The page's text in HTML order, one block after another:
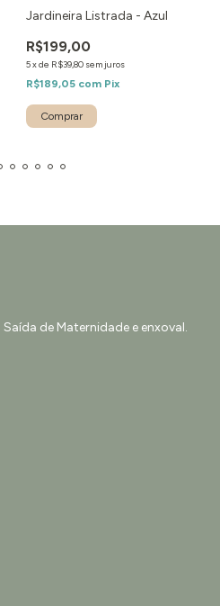
Jardineira Listrada - Azul
R$199,00
5xde R$39,80 sem juros
R$189,05 com Pix
Comprar
de Maternidade e enxoval.